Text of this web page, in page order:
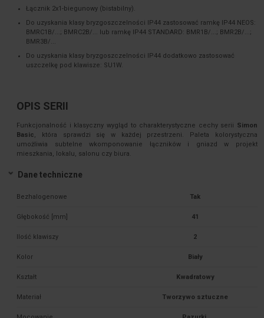
Łącznik 2x1-biegunowy (bistabilny).
Do uzyskania klasy bryzgoszczelności IP44 zastosować ramkę IP44 NEOS:
BMRC1B/...; BMRC2B/... lub ramkę IP44 STANDARD: BMR1B/...; BMR2B/...;
BMR3B/...
Do uzyskania klasy bryzgoszczelności IP44 dodatkowo zastosować
uszczelkę pod klawisze: SU1W.
OPIS SERII
Funkcjonalność i klasyczny wygląd to charakterystyczne cechy serii Simon
Basic, która sprawdzi się w każdej przestrzeni. Paleta kolorystyczna
umożliwia subtelne wkomponowanie łączników i gniazd w projekt
mieszkania, lokalu, salonu czy biura.
Dane techniczne
Bezhalogenowe Tak
Głębokość [mm] 41
Ilość klawiszy 2
Kolor Biały
Kształt Kwadratowy
Materiał Tworzywo sztuczne